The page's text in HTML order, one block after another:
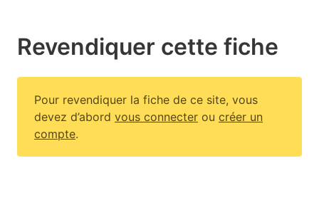
Revendiquer cette fiche
Pour revendiquer la fiche de ce site, vous
devez d’abord vous connecter ou créer un
compte.